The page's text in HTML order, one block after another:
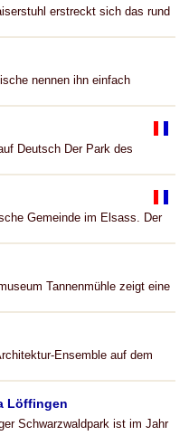
erstreckt sich das rund
nennen ihn einfach
Deutsch Der Park des
Gemeinde im Elsass. Der
Tannenmühle zeigt eine
Ensemble auf dem
Löffingen
Schwarzwaldpark ist im Jahr